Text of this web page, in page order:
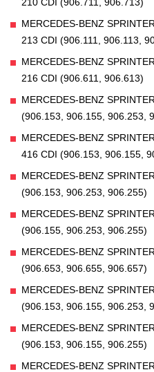
MERCEDES-BENZ
213 CDI (906.111, 906.113,
MERCEDES-BENZ
216 CDI (906.611, 906.613)
MERCEDES-BENZ
(906.153, 906.155, 906.253,
MERCEDES-BENZ
416 CDI (906.153, 906.155,
MERCEDES-BENZ
(906.153, 906.253, 906.255)
MERCEDES-BENZ
(906.155, 906.253, 906.255)
MERCEDES-BENZ
(906.653, 906.655, 906.657)
MERCEDES-BENZ
(906.153, 906.155, 906.253,
MERCEDES-BENZ
(906.153, 906.155, 906.255)
MERCEDES-BENZ